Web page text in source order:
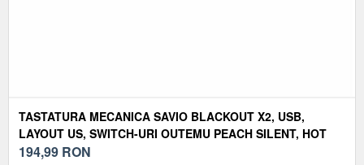
TASTATURA MECANICA SAVIO BLACKOUT X2, USB,
LAYOUT US, SWITCH-URI OUTEMU PEACH SILENT, HOT
SWAP, ILUMINARE RGB, 61 TASTE (NEGRU)
194,99 RON